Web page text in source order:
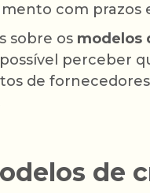
com prazos
sobre os modelos
perceber
de
de